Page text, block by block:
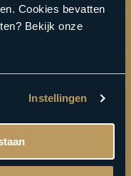
Cookies bevatten
Bekijk onze
Instellingen